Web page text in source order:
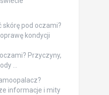
skórę pod oczami?
kondycji
Przyczyny,
…
informacje i mity